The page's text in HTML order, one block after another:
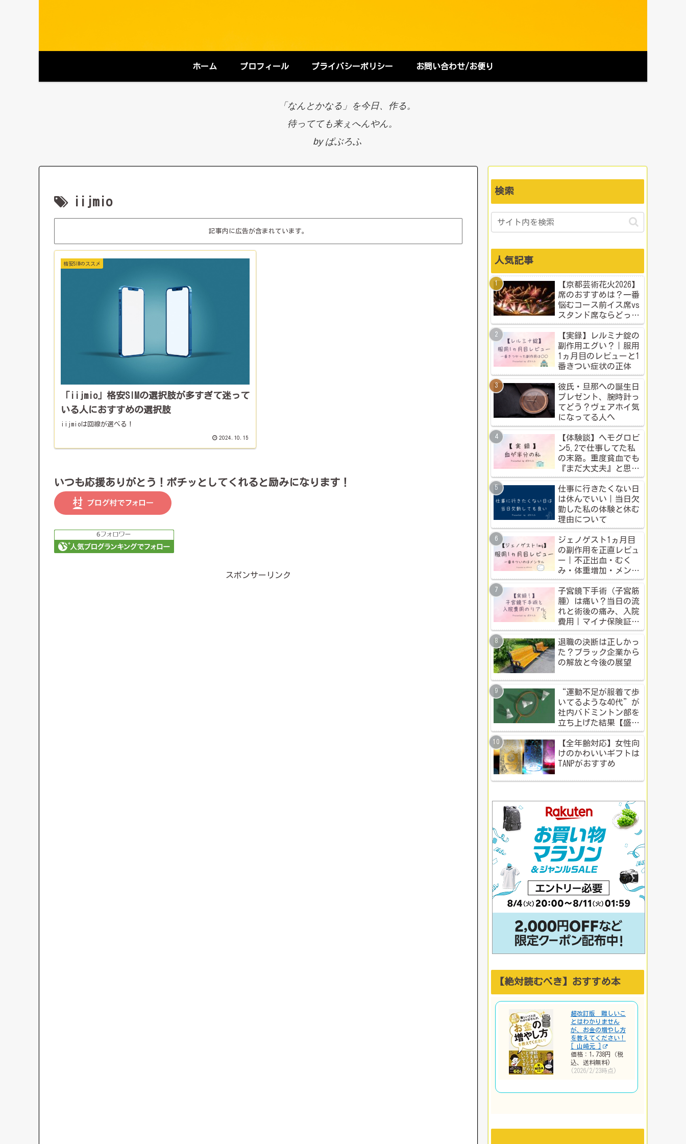
ホーム プロフィール プライバシーポリシー お問い合わせ/お便り
「なんとかなる」を今日、作る。
待ってても来ぇへんやん。
by ぱぶろふ
iijmio
記事内に広告が含まれています。
格安SIMのススメ
「iijmio」格安SIMの選択肢が多すぎて迷って
いる人におすすめの選択肢
iijmioは回線が選べる！
2024.10.15
いつも応援ありがとう！ポチッとしてくれると励みになります！
スポンサーリンク
検索
人気記事
【京都芸術花火2026】
席のおすすめは？一番
悩むコース前イス席vs
スタンド席ならどっ
ち？本音比較！
【実録】レルミナ錠の
副作用エグい？｜服用
1ヵ月目のレビューと1
番きつい症状の正体
彼氏・旦那への誕生日
プレゼント、腕時計っ
てどう？ヴェアホイ気
になってる人へ
【体験談】ヘモグロビ
ン5.2で仕事してた私
の末路。重度貧血でも
『まだ大丈夫』と思う
人のための警告
仕事に行きたくない日
は休んでいい｜当日欠
勤した私の体験と休む
理由について
ジェノゲスト1ヵ月目
の副作用を正直レビュ
ー｜不正出血・むく
み・体重増加・メンタ
ル変化まで【体験談】
子宮鏡下手術（子宮筋
腫）は痛い？当日の流
れと術後の痛み、入院
費用｜マイナ保険証・
公的制度で乗り切った
入院体験記全公開
退職の決断は正しかっ
た？ブラック企業から
の解放と今後の展望
“運動不足が服着て歩
いてるような40代”が
社内バドミントン部を
立ち上げた結果【盛り
上がる社内イベント成
功例】
【全年齢対応】女性向
けのかわいいギフトは
TANPがおすすめ
【絶対読むべき】おすすめ本
超改訂版 難しいこ
とはわかりません
が、お金の増やし方
を教えてください！
[ 山崎元 ]
価格：1,738円（税
込、送料無料)
(2026/2/23時点)